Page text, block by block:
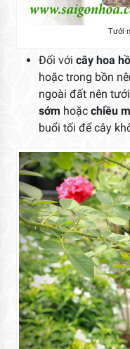
Tưới
Đối với cây hoa
hoặc trong bồn
ngoài đất nên tưới
sớm hoặc chiều
buổi tối để cây